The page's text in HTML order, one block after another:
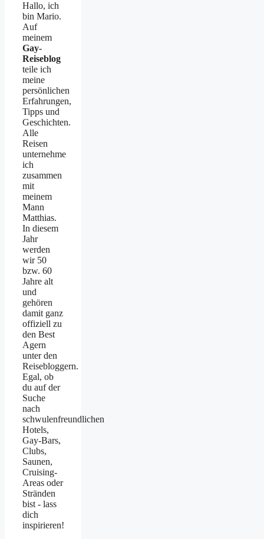
Hallo, ich
bin Mario.
Auf
meinem
Gay-
Reiseblog
teile ich
meine
persönlichen
Erfahrungen,
Tipps und
Geschichten.
Alle
Reisen
unternehme
ich
zusammen
mit
meinem
Mann
Matthias.
In diesem
Jahr
werden
wir 50
bzw. 60
Jahre alt
und
gehören
damit ganz
offiziell zu
den Best
Agern
unter den
Reisebloggern.
Egal, ob
du auf der
Suche
nach
schwulenfreundlichen
Hotels,
Gay-Bars,
Clubs,
Saunen,
Cruising-
Areas oder
Stränden
bist - lass
dich
inspirieren!